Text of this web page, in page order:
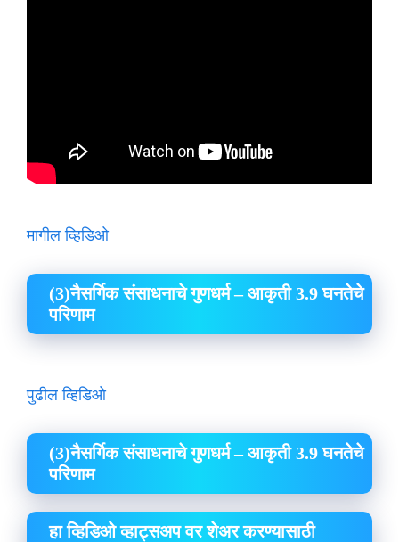
मागील व्हिडिओ
(3)नैसर्गिक संसाधनाचे गुणधर्म – आकृती 3.9 घनतेचे
परिणाम
पुढील व्हिडिओ
(3)नैसर्गिक संसाधनाचे गुणधर्म – आकृती 3.9 घनतेचे
परिणाम
हा व्हिडिओ व्हाट्सअप वर शेअर करण्यासाठी